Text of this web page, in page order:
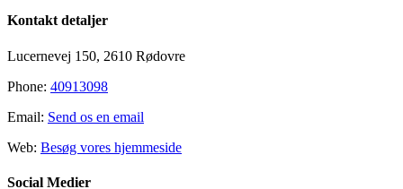
Kontakt detaljer
Lucernevej 150, 2610 Rødovre
Phone: 40913098
Email: Send os en email
Web: Besøg vores hjemmeside
Social Medier